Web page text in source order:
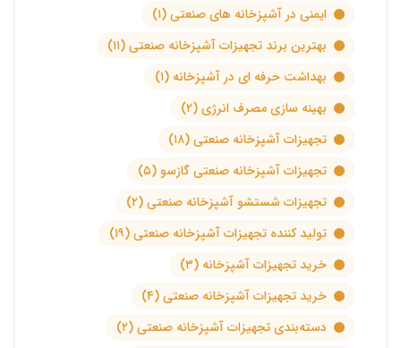
ایمنی در آشپزخانه های صنعتی(۱)
بهترین برند تجهیزات آشپزخانه صنعتی(۱۱)
بهداشت حرفه ای در آشپزخانه (۱)
بهینه سازی مصرف انرژی(۲)
تجهیزات آشپزخانه صنعتی(۱۸)
تجهیزات آشپزخانه صنعتی گازسو (۵)
تجهیزات شستشو آشپزخانه صنعتی(۲)
تولید کننده تجهیزات آشپزخانه صنعتی(۱۹)
خرید تجهیزات آشپزخانه (۳)
خرید تجهیزات آشپزخانه صنعتی(۴)
دسته‌بندی تجهیزات آشپزخانه صنعتی(۲)